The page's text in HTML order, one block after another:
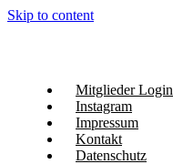
Skip to content
Mitglieder Login
Instagram
Impressum
Kontakt
Datenschutz